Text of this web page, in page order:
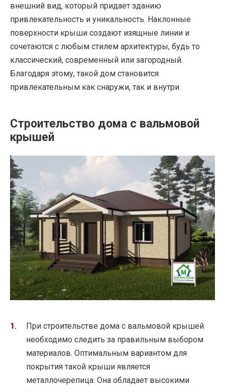
внешний вид, который придает зданию
привлекательность и уникальность. Наклонные
поверхности крыши создают изящные линии и
сочетаются с любым стилем архитектуры, будь то
классический, современный или загородный.
Благодаря этому, такой дом становится
привлекательным как снаружи, так и внутри.
Строительство дома с вальмовой
крышей
При строительстве дома с вальмовой крышей
необходимо следить за правильным выбором
материалов. Оптимальным вариантом для
покрытия такой крыши является
металлочерепица. Она обладает высокими